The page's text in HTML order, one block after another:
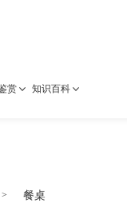
激情视
赏 知识百科
餐桌